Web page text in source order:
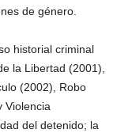
de género.
historial criminal
la Libertad (2001),
(2002), Robo
Violencia
del detenido; la